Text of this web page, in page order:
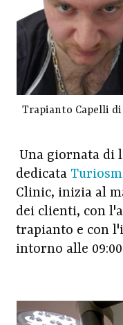
Trapianto Capelli
Una giornata di
dedicata
Clinic, inizia al
dei clienti, con
trapianto e con
intorno alle